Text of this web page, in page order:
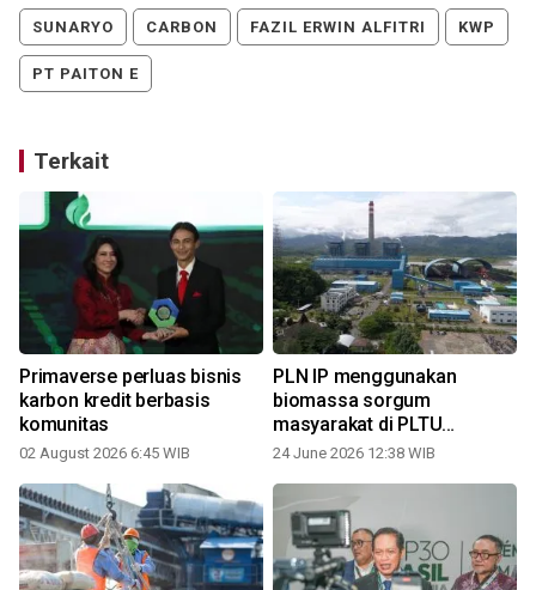
SUNARYO CARBON FAZIL ERWIN ALFITRI KWP
PT PAITON E
Terkait
Primaverse perluas bisnis
karbon kredit berbasis
komunitas
02 August 2026 6:45 WIB
PLN IP menggunakan
biomassa sorgum
masyarakat di PLTU
Pelabuhan Ratu
24 June 2026 12:38 WIB